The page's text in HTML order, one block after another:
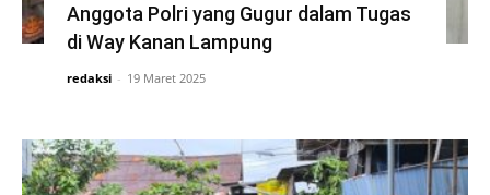
Anggota Polri yang Gugur dalam Tugas
di Way Kanan Lampung
redaksi - 19 Maret 2025